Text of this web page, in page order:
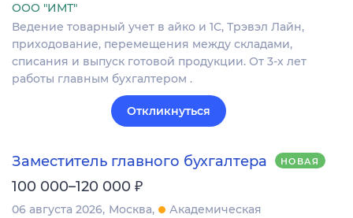
ООО "ИМТ"
Ведение товарный учет в айко и 1С, Трэвэл Лайн,
приходование, перемещения между складами,
списания и выпуск готовой продукции. От 3-х лет
работы главным бухгалтером .
Откликнуться
Заместитель главного бухгалтера НОВАЯ
100 000–120 000 ₽
06 августа 2026 Москва
Академическая